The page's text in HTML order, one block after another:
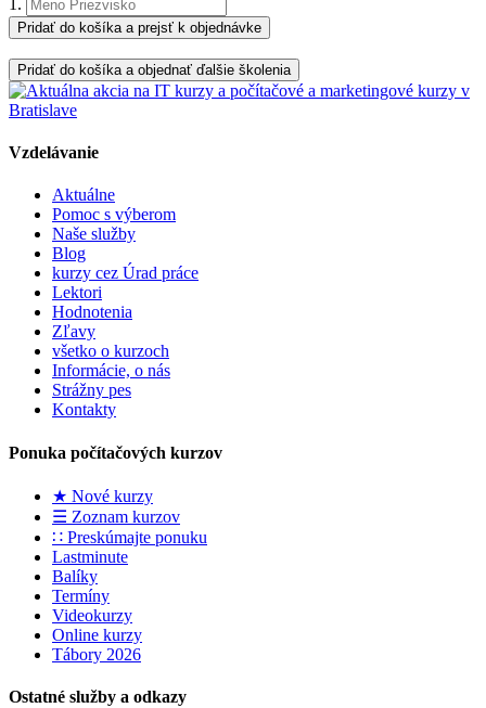
Pridať do košíka a prejsť k objednávke
Pridať do košíka a objednať ďalšie školenia
Vzdelávanie
Aktuálne
Pomoc s výberom
Naše služby
Blog
kurzy cez Úrad práce
Lektori
Hodnotenia
Zľavy
všetko o kurzoch
Informácie, o nás
Strážny pes
Kontakty
Ponuka počítačových kurzov
★ Nové kurzy
☰ Zoznam kurzov
∷ Preskúmajte ponuku
Lastminute
Balíky
Termíny
Videokurzy
Online kurzy
Tábory 2026
Ostatné služby a odkazy